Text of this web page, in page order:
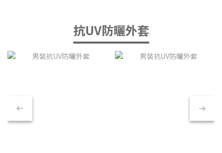
抗UV防曬外套